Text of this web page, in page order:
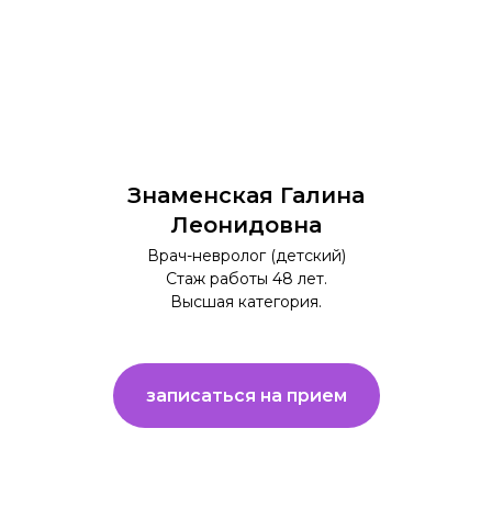
Знаменская Галина
Леонидовна
Врач-невролог (детский)
Стаж работы 48 лет.
Высшая категория.
записаться на прием